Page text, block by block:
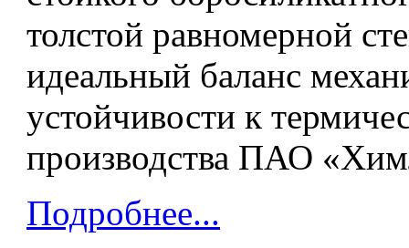
толстой равномерной
идеальный баланс
устойчивости к
производства ПАО
Подробнее...